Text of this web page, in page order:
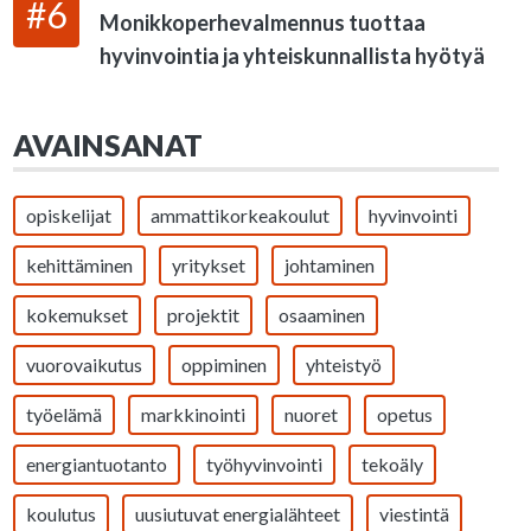
#6
Monikkoperhevalmennus tuottaa
hyvinvointia ja yhteiskunnallista hyötyä
AVAINSANAT
opiskelijat ammattikorkeakoulut hyvinvointi
kehittäminen yritykset johtaminen
kokemukset projektit osaaminen
vuorovaikutus oppiminen yhteistyö
työelämä markkinointi nuoret opetus
energiantuotanto työhyvinvointi tekoäly
koulutus uusiutuvat energialähteet viestintä